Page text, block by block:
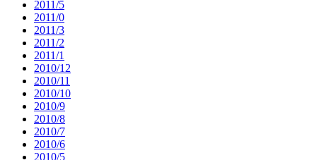
2011/5
2011/0
2011/3
2011/2
2011/1
2010/12
2010/11
2010/10
2010/9
2010/8
2010/7
2010/6
2010/5